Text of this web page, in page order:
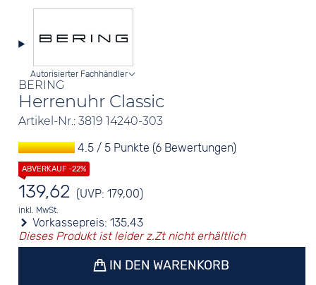
BERING
Herrenuhr Classic
Artikel-Nr.: 3819 14240-303
Autorisierter Fachhändler
4.5 / 5 Punkte (6 Bewertungen)
139,62 (UVP: 179,00)
inkl. MwSt.
Vorkassepreis:135,43
Dieses Produkt ist leider z.Zt nicht erhältlich
IN DEN WARENKORB